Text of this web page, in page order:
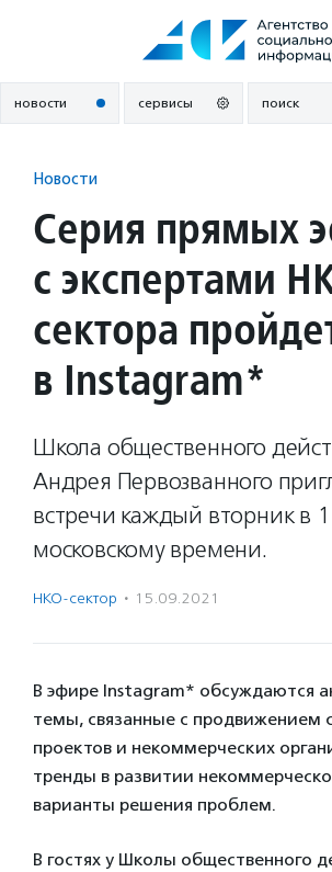
новости сервисы поиск
Новости
Серия прямых
с экспертами
сектора
в Instagram*
Школа общественного
Андрея Первозванного
встречи каждый вторник в
московскому времени.
НКО-сектор · 15.09.2021
В эфире Instagram* обсуждаются
темы, связанные с продвижением
проектов и некоммерческих
тренды в развитии
варианты решения проблем.
В гостях у Школы общественного